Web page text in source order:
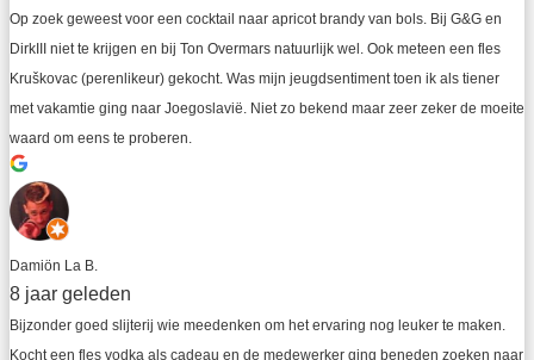
Op zoek geweest voor een cocktail naar apricot brandy van bols. Bij G&G en
DirkIII niet te krijgen en bij Ton Overmars natuurlijk wel. Ook meteen een fles
Kruškovac (perenlikeur) gekocht. Was mijn jeugdsentiment toen ik als tiener
met vakamtie ging naar Joegoslavië. Niet zo bekend maar zeer zeker de moeite
waard om eens te proberen.
Damiön La B.
8 jaar geleden
Bijzonder goed slijterij wie meedenken om het ervaring nog leuker te maken.
Kocht een fles vodka als cadeau en de medewerker ging beneden zoeken naar